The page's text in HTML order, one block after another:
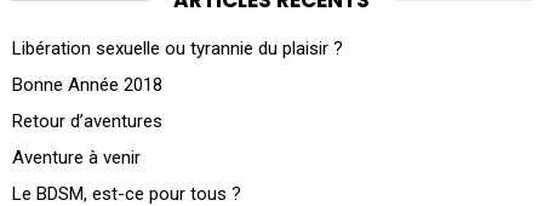
Libération sexuelle ou tyrannie du plaisir ?
Bonne Année 2018
Retour d’aventures
Aventure à venir
Le BDSM, est-ce pour tous ?